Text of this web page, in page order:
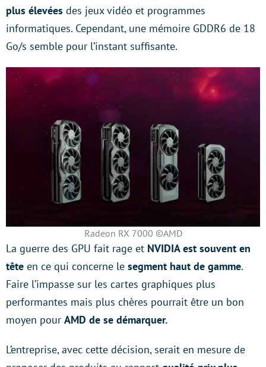
plus élevées des jeux vidéo et programmes
informatiques. Cependant, une mémoire GDDR6 de 18
Go/s semble pour l’instant suffisante.
Radeon RX 7000 ©AMD
La guerre des GPU fait rage et NVIDIA est souvent en
tête en ce qui concerne le segment haut de gamme.
Faire l’impasse sur les cartes graphiques plus
performantes mais plus chères pourrait être un bon
moyen pour AMD de se démarquer.
L’entreprise, avec cette décision, serait en mesure de